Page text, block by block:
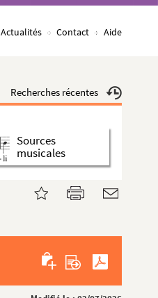
Actualités Contact Aide
Recherches récentes
Sources
musicales